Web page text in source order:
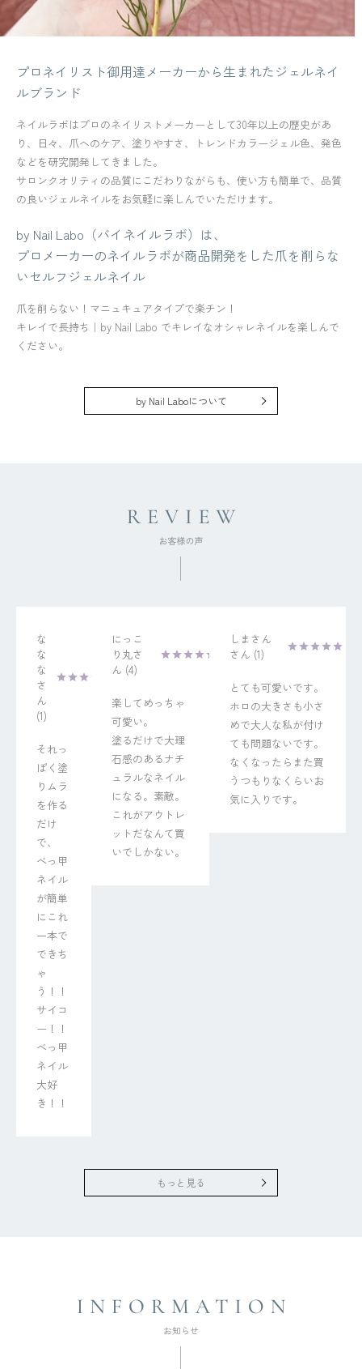
プロネイリスト御用達メーカーから生まれたジェルネイ
ルブランド
ネイルラボはプロのネイリストメーカーとして30年以上の歴史があ
り、日々、爪へのケア、塗りやすさ、トレンドカラージェル色、発色
などを研究開発してきました。
サロンクオリティの品質にこだわりながらも、使い方も簡単で、品質
の良いジェルネイルをお気軽に楽しんでいただけます。
by Nail Labo（バイネイルラボ）は、
プロメーカーのネイルラボが商品開発をした爪を削らな
いセルフジェルネイル
爪を削らない！マニュキュアタイプで楽チン！
キレイで長持ち｜by Nail Labo でキレイなオシャレネイルを楽しんで
ください。
by Nail Laboについて
な
な
な
1
それっ
ぽく塗
りムラ
を作る
だけ
で、
べっ甲
ネイル
が簡単
にこれ
一本で
できち
ゃ
う！！
サイコ
ー！！
べっ甲
ネイル
大好
き！！
にっこ
り丸
4
楽してめっちゃ
可愛い。
塗るだけで大理
石感のあるナチ
ュラルなネイル
になる。素敵。
これがアウトレ
ットだなんて買
いでしかない。
しまさん
1
とても可愛いです。
ホロの大きさも小さ
めで大人な私が付け
ても問題ないです。
なくなったらまた買
うつもりなくらいお
気に入りです。
もっと見る